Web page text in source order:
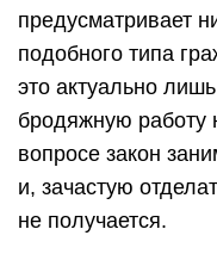
предусматривает
подобного типа
это актуально
бродяжную работу
вопросе закон
и, зачастую
не получается.